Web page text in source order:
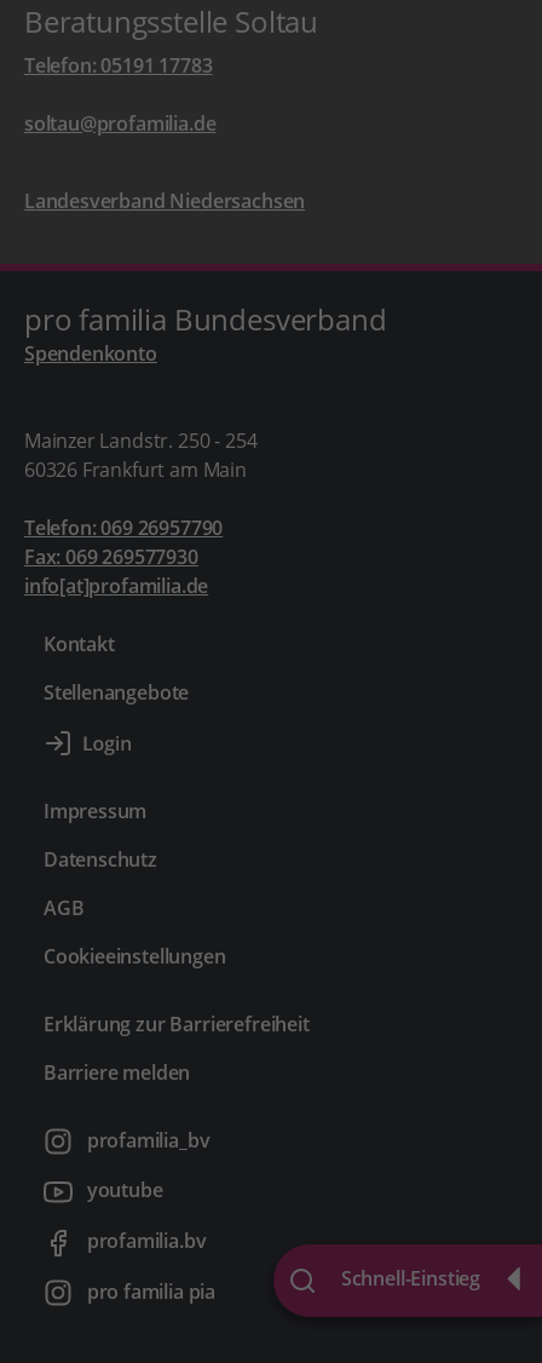
Schnell-Einstieg
Beratungsstelle Soltau
Telefon: 05191 17783
soltau@profamilia.de
Landesverband Niedersachsen
pro familia Bundesverband
Spendenkonto
Mainzer Landstr. 250 - 254
60326 Frankfurt am Main
Telefon: 069 26957790
Fax: 069 269577930
info[at]profamilia.de
Kontakt
Stellenangebote
Impressum
Datenschutz
AGB
Cookieeinstellungen
Erklärung zur Barrierefreiheit
Barriere melden
profamilia_bv
youtube
profamilia.bv
pro familia pia